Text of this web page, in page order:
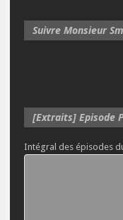
Suivre Monsieur
[Extraits] Episode
Intégral des épisodes